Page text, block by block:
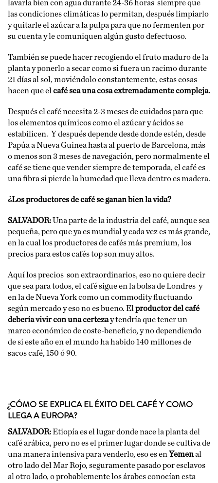
lavarla bien con agua durante 24-36 horas siempre que
las condiciones climáticas lo permitan, después limpiarlo
y quitarle el azúcar a la pulpa para que no fermenten por
su cuenta y le comuniquen algún gusto defectuoso.
También se puede hacer recogiendo el fruto maduro de la
planta y ponerlo a secar como si fuera un racimo durante
21 días al sol, moviéndolo constantemente, estas cosas
hacen que el café sea una cosa extremadamente compleja.
Después el café necesita 2-3 meses de cuidados para que
los elementos químicos como el azúcar y ácidos se
estabilicen. Y después depende desde donde estén, desde
Papúa a Nueva Guinea hasta al puerto de Barcelona, más
o menos son 3 meses de navegación, pero normalmente el
café se tiene que vender siempre de temporada, el café es
una fibra si pierde la humedad que lleva dentro es madera.
¿Los productores de café se ganan bien la vida?
SALVADOR:Una parte de la industria del café, aunque sea
pequeña, pero que ya es mundial y cada vez es más grande,
en la cual los productores de cafés más premium, los
precios para estos cafés top son muy altos.
Aquí los precios son extraordinarios, eso no quiere decir
que sea para todos, el café sigue en la bolsa de Londres y
en la de Nueva York como un commodity fluctuando
según mercado y eso no es bueno. El productor del café
debería vivir con una certezay tendría que tener un
marco económico de coste-beneficio, y no dependiendo
de si este año en el mundo ha habido 140 millones de
sacos café, 150 ó 90.
¿CÓMO SE EXPLICA EL ÉXITO DEL CAFÉ Y COMO
LLEGA A EUROPA?
SALVADOR:Etiopía es el lugar donde nace la planta del
café arábica, pero no es el primer lugar donde se cultiva de
una manera intensiva para venderlo, eso es en Yemenal
otro lado del Mar Rojo, seguramente pasado por esclavos
al otro lado, o probablemente los árabes conocían esta